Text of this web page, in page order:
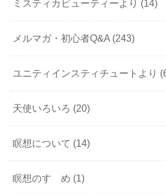
ミスティカビューティーより (14)
メルマガ・初心者Q&A (243)
ユニティインスティチュートより
天使いろいろ (20)
瞑想について (14)
瞑想のすゝめ (1)